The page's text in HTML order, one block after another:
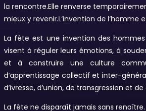
la rencontre.Elle renverse
mieux y revenir.L’invention de l’homme
La fête est une invention des
visent à réguler leurs émotions, à
et à construire une culture
d’apprentissage collectif et inter-
d’ivresse, d’union, de transgression et
La fête ne disparaît jamais sans renaître.